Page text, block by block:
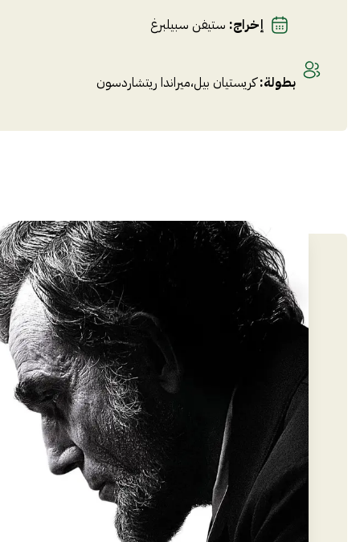
إخراج: ستيفن سبيلبرغ
بطولة: كريستيان بيل،ميراندا ريتشاردسون